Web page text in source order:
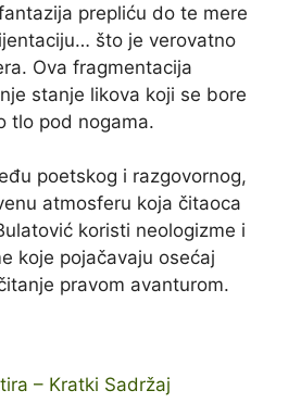
prepliću do te mere
što je verovatno
Ova fragmentacija
stanje likova koji se bore
tlo pod nogama.
poetskog i razgovornog,
atmosferu koja čitaoca
koristi neologizme i
koje pojačavaju osećaj
pravom avanturom.
– Kratki Sadržaj